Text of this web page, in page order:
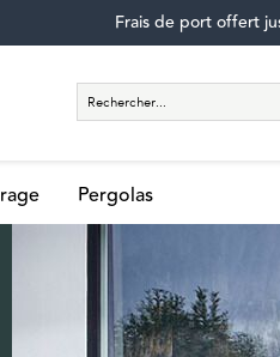
Frais de port offert
Pergolas